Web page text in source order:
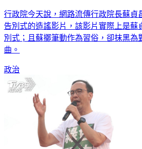
行政院今天說，網路流傳行政院長蘇貞
告別式的造謠影片，該影片實際上是蘇
別式；且蘇擲筆動作為習俗，卻抹黑為
曲。
政治